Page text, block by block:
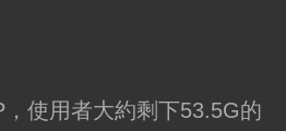
使用者大約剩下53.5G的